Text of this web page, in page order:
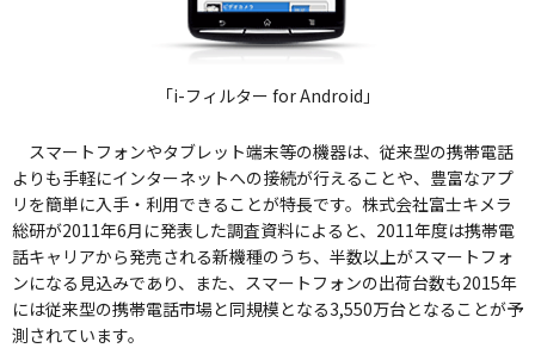
「i-フィルター for Android」
スマートフォンやタブレット端末等の機器は、従来型の携帯電話
よりも手軽にインターネットへの接続が行えることや、豊富なアプ
リを簡単に入手・利用できることが特長です。株式会社富士キメラ
総研が2011年6月に発表した調査資料によると、2011年度は携帯電
話キャリアから発売される新機種のうち、半数以上がスマートフォ
ンになる見込みであり、また、スマートフォンの出荷台数も2015年
には従来型の携帯電話市場と同規模となる3,550万台となることが予
測されています。